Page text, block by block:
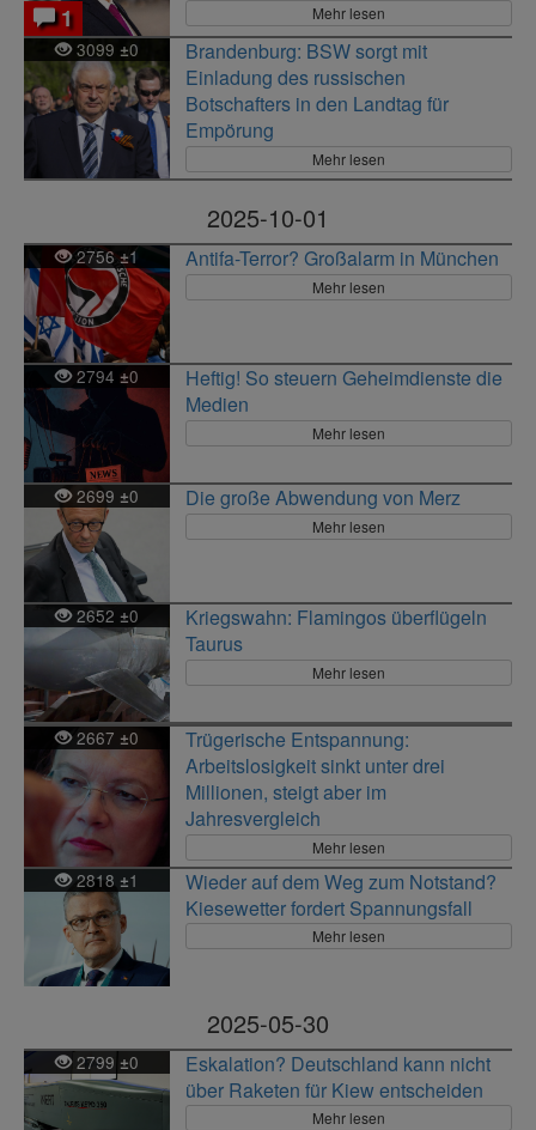
1 Mehr lesen
3099 ±0
Brandenburg: BSW sorgt mit
Einladung des russischen
Botschafters in den Landtag für
Empörung
Mehr lesen
2025-10-01
2756±1 Antifa-Terror? Großalarm in München
Mehr lesen
2794±0
Heftig! So steuern Geheimdienste die
Medien
Mehr lesen
2699 ±0 Die große Abwendung von Merz
Mehr lesen
2652 ±0
Kriegswahn: Flamingos überflügeln
Taurus
Mehr lesen
2667 ±0
Trügerische Entspannung:
Arbeitslosigkeit sinkt unter drei
Millionen, steigt aber im
Jahresvergleich
Mehr lesen
2818 ±1
Wieder auf dem Weg zum Notstand?
Kiesewetter fordert Spannungsfall
Mehr lesen
2025-05-30
2799 ±0
Eskalation? Deutschland kann nicht
über Raketen für Kiew entscheiden
Mehr lesen